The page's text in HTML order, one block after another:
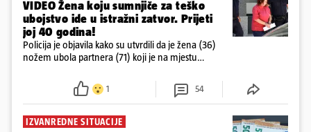
VIDEO Žena koju sumnjiče za teško
ubojstvo ide u istražni zatvor. Prijeti
joj 40 godina!
Policija je objavila kako su utvrdili da je žena (36)
nožem ubola partnera (71) koji je na mjestu
ispitali i poslali u istražni zatvor
1 54
IZVANREDNE SITUACIJE